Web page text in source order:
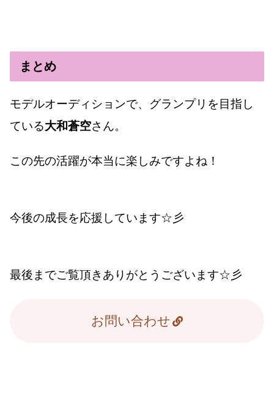
まとめ
モデルオーディションで、グランプリを目指し
ている大和蒼空さん。
この先の活躍が本当に楽しみですよね！
今後の成長を応援しています☆彡
最後までご覧頂きありがとうございます☆彡
お問い合わせ